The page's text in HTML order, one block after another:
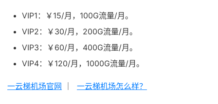
VIP1：￥15/月，100G流量/月。
VIP2：￥30/月，200G流量/月。
VIP3：￥60/月，400G流量/月。
VIP4：￥120/月，1000G流量/月。
一云梯机场官网 一云梯机场怎么样？